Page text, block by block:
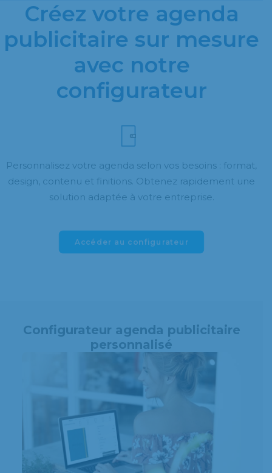
Créez votre agenda
publicitaire sur mesure
avec notre
configurateur
Personnalisez votre agenda selon vos besoins : format,
design, contenu et finitions. Obtenez rapidement une
solution adaptée à votre entreprise.
Accéder au configurateur
Configurateur agenda publicitaire
personnalisé